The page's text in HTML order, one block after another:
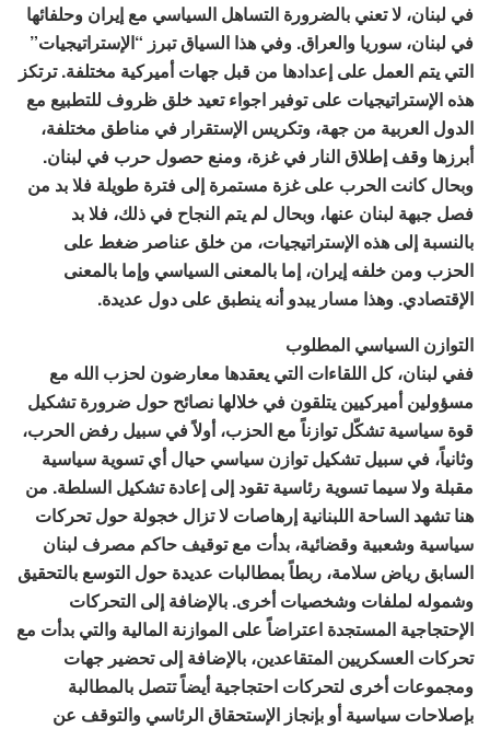
في لبنان، لا تعني بالضرورة التساهل السياسي مع إيران وحلفائها
في لبنان، سوريا والعراق. وفي هذا السياق تبرز “الإستراتيجيات”
التي يتم العمل على إعدادها من قبل جهات أميركية مختلفة. ترتكز
هذه الإستراتيجيات على توفير اجواء تعيد خلق ظروف للتطبيع مع
الدول العربية من جهة، وتكريس الإستقرار في مناطق مختلفة،
أبرزها وقف إطلاق النار في غزة، ومنع حصول حرب في لبنان.
وبحال كانت الحرب على غزة مستمرة إلى فترة طويلة فلا بد من
فصل جبهة لبنان عنها، وبحال لم يتم النجاح في ذلك، فلا بد
بالنسبة إلى هذه الإستراتيجيات، من خلق عناصر ضغط على
الحزب ومن خلفه إيران، إما بالمعنى السياسي وإما بالمعنى
الإقتصادي. وهذا مسار يبدو أنه ينطبق على دول عديدة.
التوازن السياسي المطلوب
ففي لبنان، كل اللقاءات التي يعقدها معارضون لحزب الله مع
مسؤولين أميركيين يتلقون في خلالها نصائح حول ضرورة تشكيل
قوة سياسية تشكّل توازناً مع الحزب، أولاً في سبيل رفض الحرب،
وثانياً، في سبيل تشكيل توازن سياسي حيال أي تسوية سياسية
مقبلة ولا سيما تسوية رئاسية تقود إلى إعادة تشكيل السلطة. من
هنا تشهد الساحة اللبنانية إرهاصات لا تزال خجولة حول تحركات
سياسية وشعبية وقضائية، بدأت مع توقيف حاكم مصرف لبنان
السابق رياض سلامة، ربطاً بمطالبات عديدة حول التوسع بالتحقيق
وشموله لملفات وشخصيات أخرى. بالإضافة إلى التحركات
الإحتجاجية المستجدة اعتراضاً على الموازنة المالية والتي بدأت مع
تحركات العسكريين المتقاعدين، بالإضافة إلى تحضير جهات
ومجموعات أخرى لتحركات احتجاجية أيضاً تتصل بالمطالبة
بإصلاحات سياسية أو بإنجاز الإستحقاق الرئاسي والتوقف عن